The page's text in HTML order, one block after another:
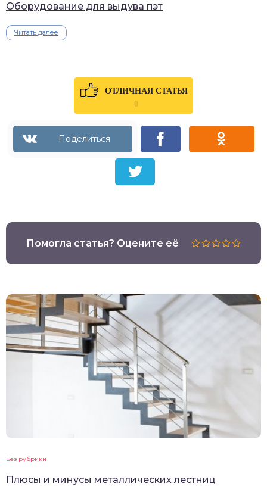
Оборудование для выдува пэт
Читать далее
ОТЛИЧНАЯ СТАТЬЯ
0
Помогла статья? Оцените её
Без рубрики
Плюсы и минусы металлических лестниц